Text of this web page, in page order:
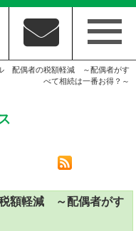
配偶者の税額軽減 ～配偶者がす
べて相続は一番お得？～
額軽減 ～配偶者がす